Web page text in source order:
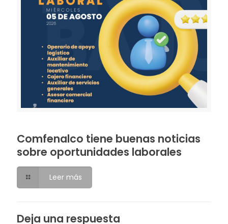
Comfenalco tiene buenas noticias
sobre oportunidades laborales
Leer más
Deja una respuesta